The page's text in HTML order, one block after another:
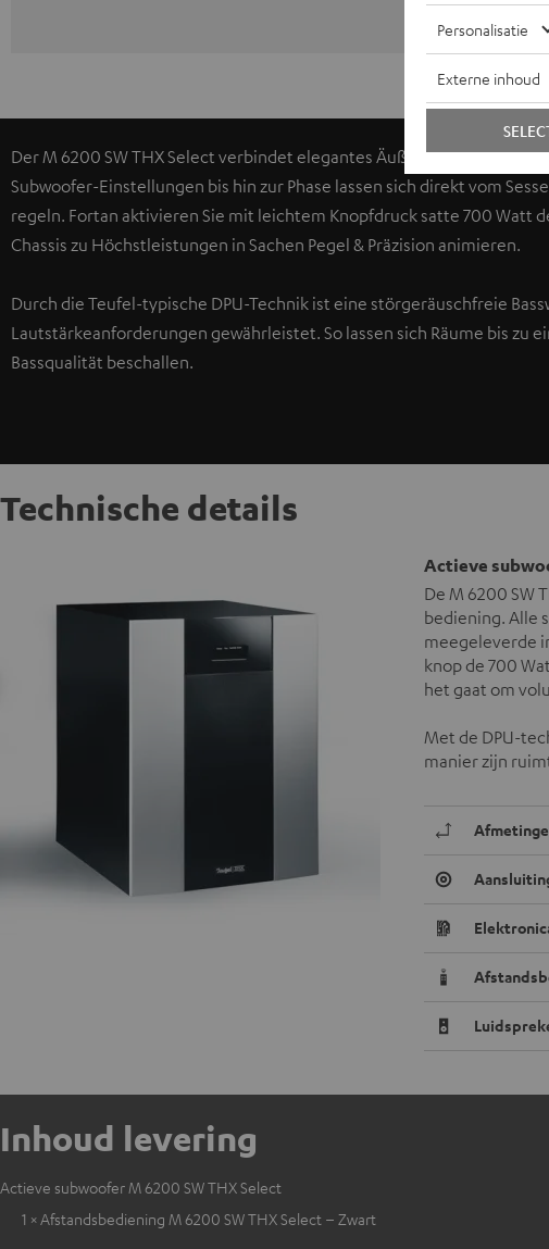
Der M 6200 SW THX Select verbindet elegantes Äußeres mit
Subwoofer-Einstellungen bis hin zur Phase lassen sich direkt vom
regeln. Fortan aktivieren Sie mit leichtem Knopfdruck satte 700 Watt
Chassis zu Höchstleistungen in Sachen Pegel & Präzision animieren.
Durch die Teufel-typische DPU-Technik ist eine störgeräuschfreie
Lautstärkeanforderungen gewährleistet. So lassen sich Räume bis
Bassqualität beschallen.
Technische details
Actieve
De M 6200 SW
bediening. Alle
meegeleverde
knop de 700
het gaat om
Met de DPU-
manier zijn
Inhoud levering
Actieve subwoofer M 6200 SW THX Select
1 × Afstandsbediening M 6200 SW THX Select – Zwart
Personalisatie
Externe inhoud